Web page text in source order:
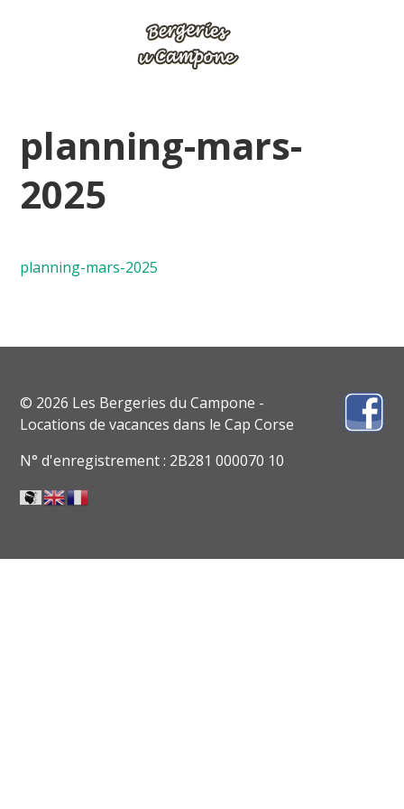
planning-mars-
2025
planning-mars-2025
© 2026 Les Bergeries du Campone -
Locations de vacances dans le Cap Corse
N° d'enregistrement : 2B281 000070 10